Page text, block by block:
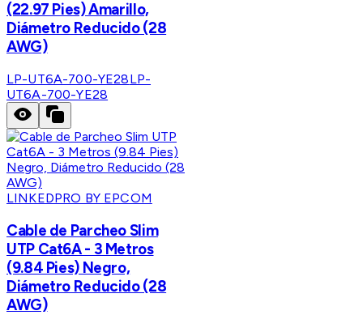
(22.97 Pies) Amarillo,
Diámetro Reducido (28
AWG)
LP-UT6A-700-YE28LP-
UT6A-700-YE28
LINKEDPRO BY EPCOM
Cable de Parcheo Slim
UTP Cat6A - 3 Metros
(9.84 Pies) Negro,
Diámetro Reducido (28
AWG)